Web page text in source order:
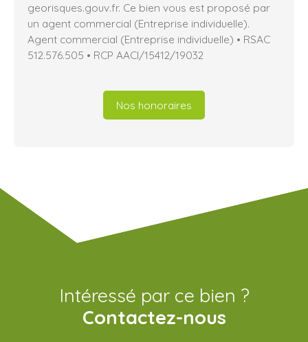
georisques.gouv.fr. Ce bien vous est proposé par
un agent commercial (Entreprise individuelle).
Agent commercial (Entreprise individuelle) • RSAC
512.576.505 • RCP AACI/15412/19032
Nos honoraires
Intéressé par ce bien ?
Contactez-nous